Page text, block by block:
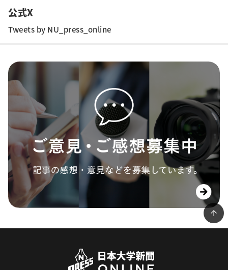
公式X
Tweets by NU_press_online